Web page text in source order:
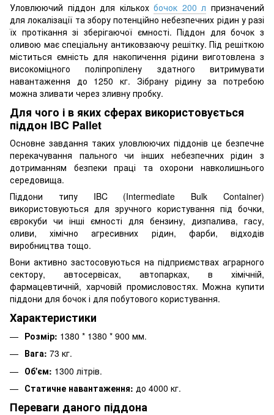
Уловлюючий піддон для кількохбочок 200 л призначений
для локалізації та збору потенційно небезпечних рідин у разі
їх протікання зі зберігаючої ємності. Піддон для бочок з
оливою має спеціальну антиковзаючу решітку. Під решіткою
міститься ємність для накопичення рідини виготовлена з
високоміцного поліпропілену здатного витримувати
навантаження до 1250 кг. Зібрану рідину за потребою
можна зливати через зливну пробку.
Для чого і в яких сферах використовується
піддон IBC Pallet
Основне завдання таких уловлюючих піддонів це безпечне
перекачування пального чи інших небезпечних рідин з
дотриманням безпеки праці та охорони навколишнього
середовища.
Піддони типу IBC (Intermediate Bulk Container)
використовуються для зручного користування під бочки,
єврокуби чи інші ємності для бензину, дизпалива, гасу,
оливи, хімічно агресивних рідин, фарби, відходів
виробництва тощо.
Вони активно застосовуються на підприємствах аграрного
сектору, автосервісах, автопарках, в хімічній,
фармацевтичній, харчовій промисловостях. Можна купити
піддони для бочок і для побутового користування.
Характеристики
Розмір: 1380 * 1380 * 900 мм.
Вага: 73 кг.
Об'єм: 1300 літрів.
Статичне навантаження: до 4000 кг.
Переваги даного піддона